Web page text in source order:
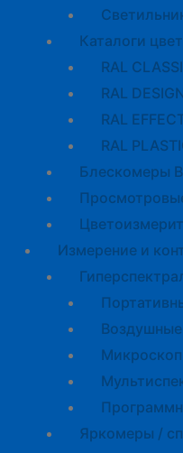
Каталоги
RAL
RAL
RAL
RAL
Блескомеры
Измерение и
Яркомеры /